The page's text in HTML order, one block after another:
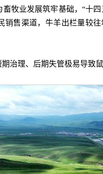
牧业发展筑牢基础，“十
售渠道，牛羊出栏量较
治理、后期失管极易导致